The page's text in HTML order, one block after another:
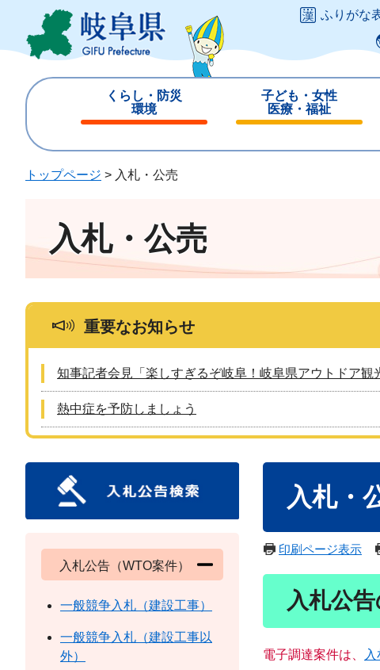
ジ
ュ
ふりがな
くらし・防災
環境
じ
子ども・女性
医療・福祉
じ
トップページ > 入札・公売
入札・公売
重要なお知らせ
知事記者会見「楽しすぎるぞ岐阜！岐阜県アウトドア観
熱中症を予防しましょう
入札・
印刷ページ表示
入札公
電子調達案件は、
入札公告（WTO案件）
一般競争入札（建設工事）
一般競争入札（建設工事以
外）